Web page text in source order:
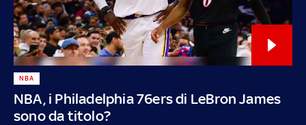
NBA, i Philadelphia 76ers di LeBron James
sono da titolo?
NBA